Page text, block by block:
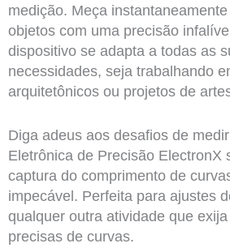
medição. Meça
objetos com uma precisão
dispositivo se adapta a todas as
necessidades, seja trabalhando
arquitetônicos ou projetos de
Diga adeus aos desafios de
Eletrônica de Precisão ElectronX
captura do comprimento de
impecável. Perfeita para ajustes
qualquer outra atividade que
precisas de curvas.